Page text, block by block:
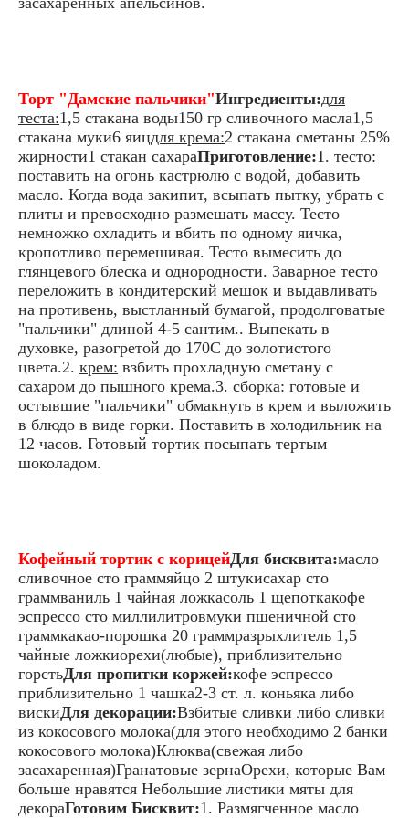
Торт "Дамские пальчики"Ингредиенты:для
теста:1,5 стакана воды150 гр сливочного масла1,5
стакана муки6 яицдля крема:2 стакана сметаны 25%
жирности1 стакан сахараПриготовление:1. тесто:
поставить на огонь кастрюлю с водой, добавить
масло. Когда вода закипит, всыпать пытку, убрать с
плиты и превосходно размешать массу. Тесто
немножко охладить и вбить по одному яичка,
кропотливо перемешивая. Тесто вымесить до
глянцевого блеска и однородности. Заварное тесто
переложить в кондитерский мешок и выдавливать
на противень, выстланный бумагой, продолговатые
"пальчики" длиной 4-5 сантим.. Выпекать в
духовке, разогретой до 170С до золотистого
цвета.2. крем: взбить прохладную сметану с
сахаром до пышного крема.3. сборка: готовые и
остывшие "пальчики" обмакнуть в крем и выложить
в блюдо в виде горки. Поставить в холодильник на
12 часов. Готовый тортик посыпать тертым
шоколадом.
Кофейный тортик с корицейДля бисквита:масло
сливочное сто граммяйцо 2 штукисахар сто
граммваниль 1 чайная ложкасоль 1 щепоткакофе
эспрессо сто миллилитровмуки пшеничной сто
граммкакао-порошка 20 граммразрыхлитель 1,5
чайные ложкиорехи(любые), приблизительно
горстьДля пропитки коржей:кофе эспрессо
приблизительно 1 чашка2-3 ст. л. коньяка либо
вискиДля декорации:Взбитые сливки либо сливки
из кокосового молока(для этого необходимо 2 банки
кокосового молока)Клюква(свежая либо
засахаренная)Гранатовые зернаОрехи, которые Вам
больше нравятся Небольшие листики мяты для
декораГотовим Бисквит:1. Размягченное масло